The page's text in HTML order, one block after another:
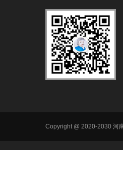
Copyright @ 2020-2030